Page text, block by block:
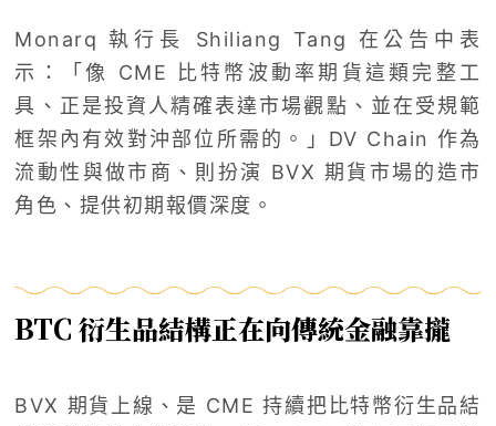
Monarq 執行長 Shiliang Tang 在公告中表
示：「像 CME 比特幣波動率期貨這類完整工
具、正是投資人精確表達市場觀點、並在受規範
框架內有效對沖部位所需的。」DV Chain 作為
流動性與做市商、則扮演 BVX 期貨市場的造市
角色、提供初期報價深度。
BTC 衍生品結構正在向傳統金融靠攏
BVX 期貨上線、是 CME 持續把比特幣衍生品結